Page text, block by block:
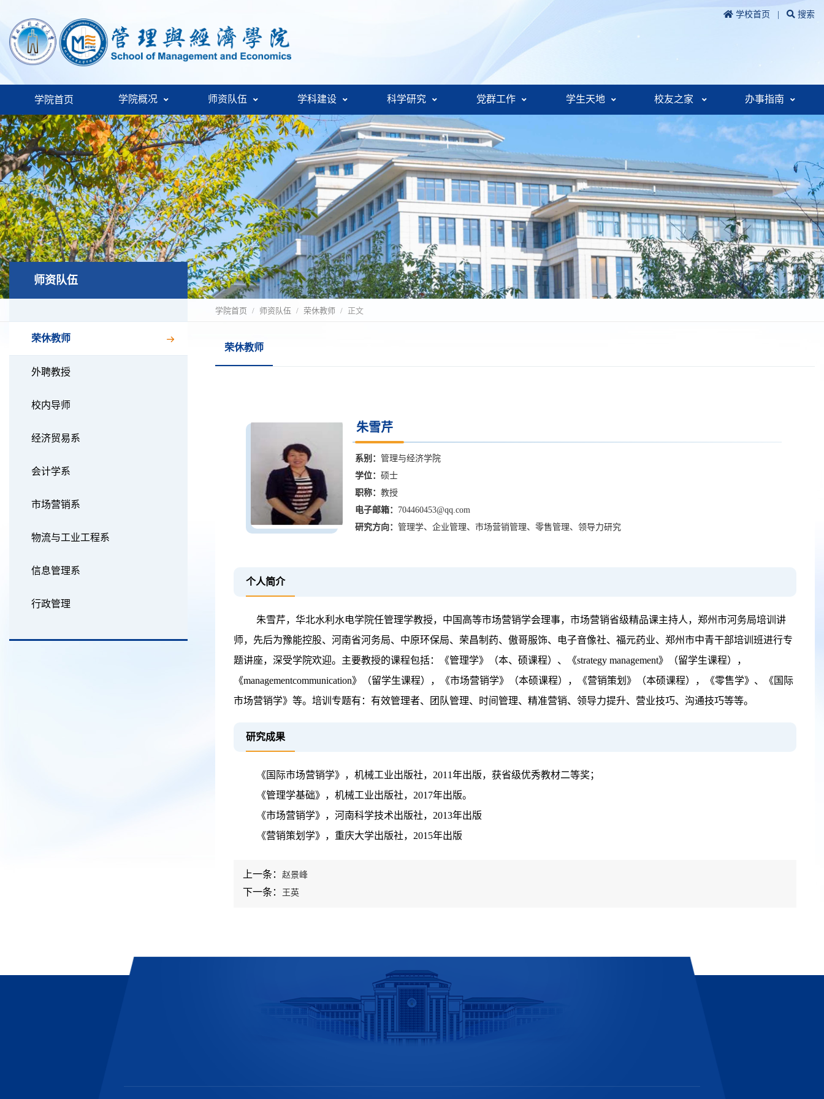
学校首页 搜索
学院首页 学院概况 师资队伍 学科建设 科学研究 党群工作 学生天地 校友之家 办事指南
师资队伍
荣休教师
外聘教授
校内导师
经济贸易系
会计学系
市场营销系
物流与工业工程系
信息管理系
行政管理
学院首页 师资队伍 荣休教师 正文
荣休教师
朱雪芹
系别： 管理与经济学院
学位： 硕士
职称： 教授
电子邮箱： 704460453@qq.com
研究方向： 管理学、企业管理、市场营销管理、零售管理、领导力研究
个人简介
朱雪芹，华北水利水电学院任管理学教授，中国高等市场营销学会理事，市场营销省级精品课主持人，郑州市河务局培训讲
师，先后为豫能控股、河南省河务局、中原环保局、荣昌制药、傲哥服饰、电子音像社、福元药业、郑州市中青干部培训班进行专
题讲座，深受学院欢迎。主要教授的课程包括：《管理学》（本、硕课程）、《strategy management》（留学生课程），
《managementcommunication》（留学生课程），《市场营销学》（本硕课程），《营销策划》（本硕课程），《零售学》、《国际
市场营销学》等。培训专题有：有效管理者、团队管理、时间管理、精准营销、领导力提升、营业技巧、沟通技巧等等。
研究成果
《国际市场营销学》，机械工业出版社，2011年出版，获省级优秀教材二等奖；
《管理学基础》，机械工业出版社，2017年出版。
《市场营销学》，河南科学技术出版社，2013年出版
《营销策划学》，重庆大学出版社，2015年出版
上一条： 赵景峰
下一条： 王英